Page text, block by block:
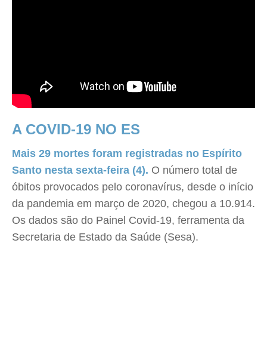
A COVID-19 NO ES
Mais 29 mortes foram registradas no Espírito
Santo nesta sexta-feira (4). O número total de
óbitos provocados pelo coronavírus, desde o início
da pandemia em março de 2020, chegou a 10.914.
Os dados são do Painel Covid-19, ferramenta da
Secretaria de Estado da Saúde (Sesa).